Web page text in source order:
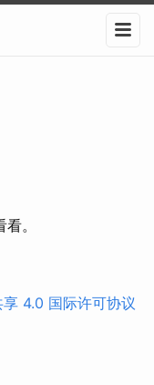
。
4.0 国际许可协议